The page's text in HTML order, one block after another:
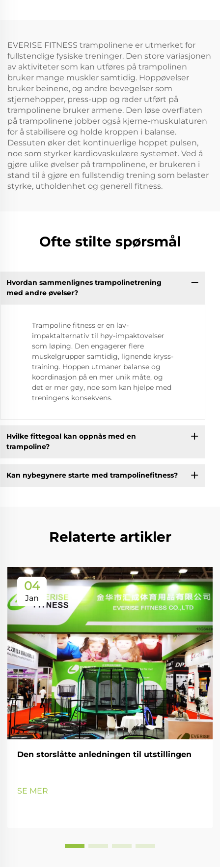
EVERISE FITNESS trampolinene er utmerket for
fullstendige fysiske treninger. Den store variasjonen
av aktiviteter som kan utføres på trampolinen
bruker mange muskler samtidig. Hoppøvelser
bruker beinene, og andre bevegelser som
stjernehopper, press-upp og rader utført på
trampolinene bruker armene. Den løse overflaten
på trampolinene jobber også kjerne-muskulaturen
for å stabilisere og holde kroppen i balanse.
Dessuten øker det kontinuerlige hoppet pulsen,
noe som styrker kardiovaskulære systemet. Ved å
gjøre ulike øvelser på trampolinene, er brukeren i
stand til å gjøre en fullstendig trening som belaster
styrke, utholdenhet og generell fitness.
Ofte stilte spørsmål
Hvordan sammenlignes trampolinetrening
med andre øvelser?
Trampoline fitness er en lav-
impaktalternativ til høy-impaktovelser
som løping. Den engagerer flere
muskelgrupper samtidig, lignende kryss-
training. Hoppen utmaner balanse og
koordinasjon på en mer unik måte, og
det er mer gøy, noe som kan hjelpe med
treningens konsekvens.
Hvilke fittegoal kan oppnås med en
trampoline?
Kan nybegynere starte med trampolinefitness?
Relaterte artikler
04
Jan
Den storslåtte anledningen til utstillingen
SE MER